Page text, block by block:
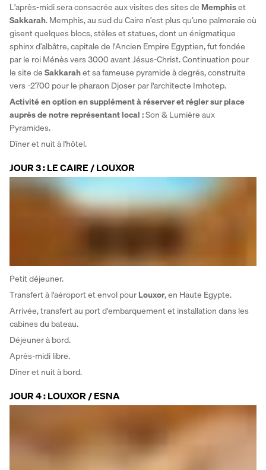
L'après-midi sera consacrée aux visites des sites de Memphis
Sakkarah. Memphis, au sud du Caire n’est plus qu’une palmeraie où
gisent quelques blocs, stèles et statues, dont un énigmatique
sphinx d’albâtre, capitale de l'Ancien Empire Egyptien, fut fondée
par le roi Ménès vers 3000 avant Jésus-Christ. Continuation pour
le site de Sakkarah et sa fameuse pyramide à degrés, construite
vers -2700 pour le pharaon Djoser par l'architecte Imhotep.
Activité en option en supplément à réserver et régler sur place
auprès de notre représentant local : Son & Lumière aux
Pyramides.
Dîner et nuit à l'hôtel.
JOUR 3 : LE CAIRE / LOUXOR
Petit déjeuner.
Transfert à l'aéroport et envol pour Louxor, en Haute Egypte.
Arrivée, transfert au port d'embarquement et installation dans les
cabines du bateau.
Déjeuner à bord.
Après-midi libre.
Dîner et nuit à bord.
JOUR 4 : LOUXOR / ESNA